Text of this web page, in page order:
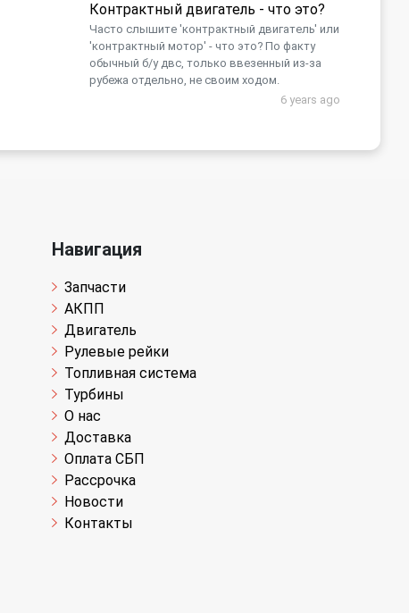
Контрактный двигатель - что это?
Часто слышите 'контрактный двигатель' или
'контрактный мотор' - что это? По факту
обычный б/у двс, только ввезенный из-за
рубежа отдельно, не своим ходом.
6 years ago
Навигация
Запчасти
АКПП
Двигатель
Рулевые рейки
Топливная система
Турбины
О нас
Доставка
Оплата СБП
Рассрочка
Новости
Контакты